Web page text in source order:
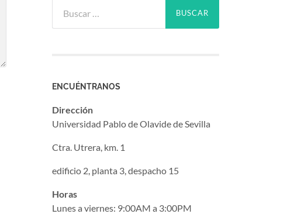
ENCUÉNTRANOS
Dirección
Universidad Pablo de Olavide de Sevilla
Ctra. Utrera, km. 1
edificio 2, planta 3, despacho 15
Horas
Lunes a viernes: 9:00AM a 3:00PM